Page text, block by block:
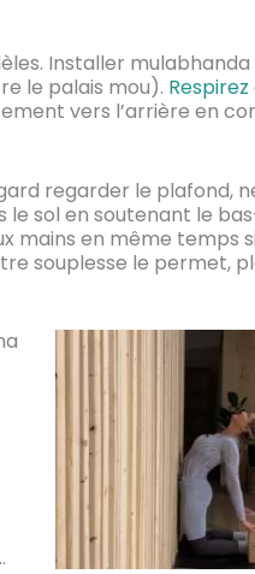
Installer
le palais mou). Respirez
vers l’arrière en
regarder le plafond,
le sol en soutenant le
mains en même temps
souplesse le permet,